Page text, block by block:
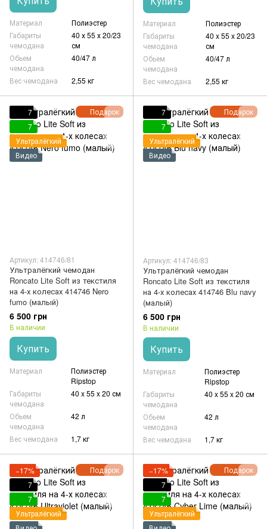
Материал
Полиэстер
Габариты
чемодана
40 х 55 х 20/23
см
Обьем
чемодана
40/47 л
Вес чемодана 2,55 кг
Материал
Полиэстер
Габариты
чемодана
40 x 55 x 20/23
см
Обьем
чемодана
40/47 л
Вес чемодана 2,55 кг
Подарок
7
7
Ультралёгкий
Видео
Артикул: 414746/81
Ультралёгкий чемодан
Roncato Lite Soft из текстиля
на 4-х колесах 414746 Nero
fumo (малый)
6 500 грн
В наличии
Купить
Материал
Полиэстер
Ripstop
Габариты
чемодана
40 x 55 x 20 см
Обьем
чемодана
42 л
Вес чемодана 1,7 кг
Подарок
7
7
Ультралёгкий
Видео
Артикул: 414746/83
Ультралёгкий чемодан
Roncato Lite Soft из текстиля
на 4-х колесах 414746 Blu navy
(малый)
6 500 грн
В наличии
Купить
Материал
Полиэстер
Ripstop
Габариты
чемодана
40 x 55 x 20 см
Обьем
чемодана
42 л
Вес чемодана 1,7 кг
Подарок
−17%
7
7
Ультралёгкий
Подарок
−17%
7
7
Ультралёгкий